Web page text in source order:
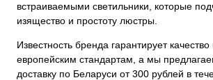
встраиваемыми светильники, которые
изящество и простоту люстры.
Известность бренда гарантирует качество
европейским стандартам, а мы
доставку по Беларуси от 300 рублей в